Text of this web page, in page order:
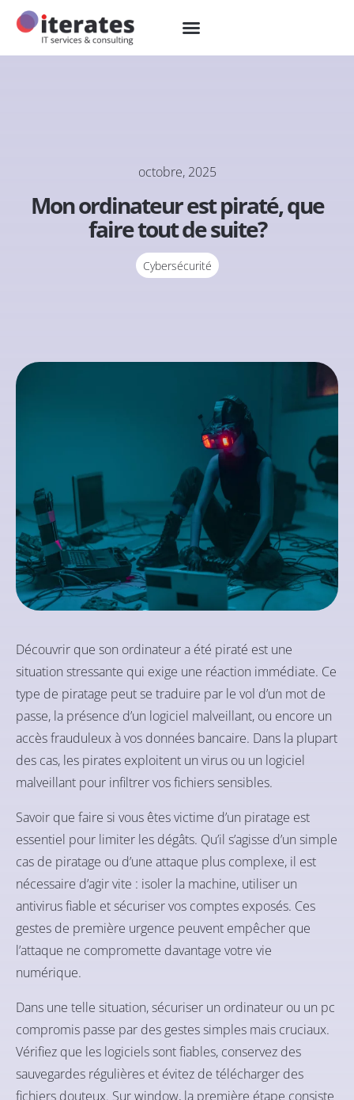
octobre, 2025
Mon ordinateur est piraté, que
faire tout de suite?
Cybersécurité
Découvrir que son ordinateur a été piraté est une
situation stressante qui exige une réaction immédiate. Ce
type de piratage peut se traduire par le vol d’un mot de
passe, la présence d’un logiciel malveillant, ou encore un
accès frauduleux à vos données bancaire. Dans la plupart
des cas, les pirates exploitent un virus ou un logiciel
malveillant pour infiltrer vos fichiers sensibles.
Savoir que faire si vous êtes victime d’un piratage est
essentiel pour limiter les dégâts. Qu’il s’agisse d’un simple
cas de piratage ou d’une attaque plus complexe, il est
nécessaire d’agir vite : isoler la machine, utiliser un
antivirus fiable et sécuriser vos comptes exposés. Ces
gestes de première urgence peuvent empêcher que
l’attaque ne compromette davantage votre vie
numérique.
Dans une telle situation, sécuriser un ordinateur ou un pc
compromis passe par des gestes simples mais cruciaux.
Vérifiez que les logiciels sont fiables, conservez des
sauvegardes régulières et évitez de télécharger des
fichiers douteux. Sur window, la première étape consiste